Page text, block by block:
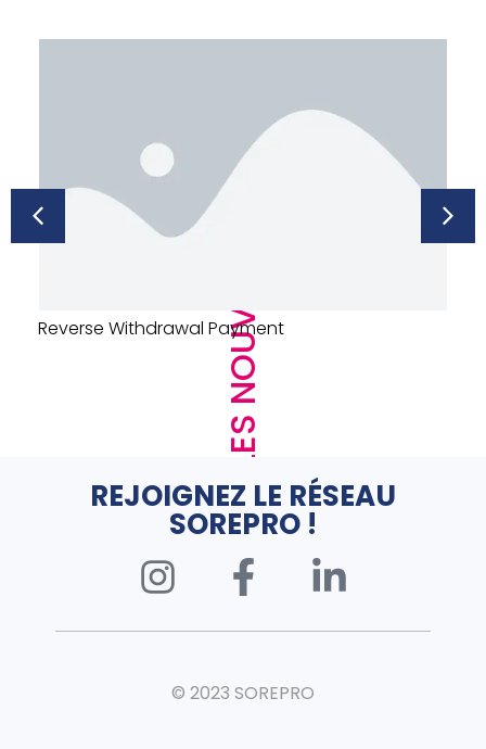
LES NOUVEAUTÉS
URINOIR DECLENCHEMENT AUTO – PRESTO –
SENSAO – ALUMINIUM
REJOIGNEZ LE RÉSEAU
SOREPRO !
© 2023 SOREPRO